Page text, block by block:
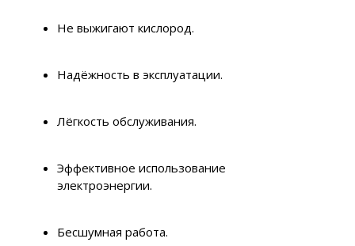
Не выжигают кислород.
Надёжность в эксплуатации.
Лёгкость обслуживания.
Эффективное использование
электроэнергии.
Бесшумная работа.